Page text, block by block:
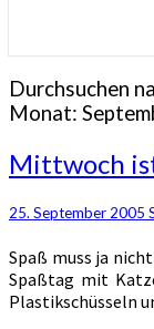
Durchsuchen
Monat:
Mittwoch
ist
Spaßtag
Mittwoch
25. September 2005
Spaß muss ja
Spaßtag mit
Plastikschüsseln